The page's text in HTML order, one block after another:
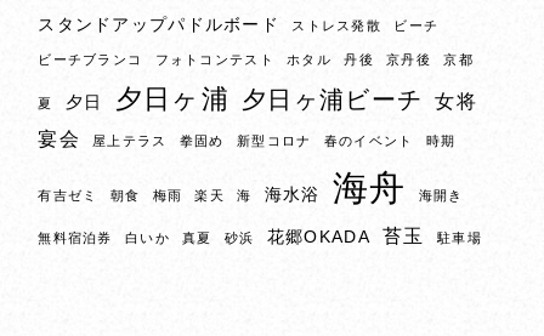
スタンドアップパドルボード ストレス発散 ビーチ
ビーチブランコ フォトコンテスト ホタル 丹後 京丹後 京都
夏 夕日 夕日ヶ浦 夕日ヶ浦ビーチ
女将
宴会
屋上テラス 拳固め 新型コロナ 春のイベント 時期
有吉ゼミ 朝食 梅雨 楽天 海 海水浴 海舟 海開き
無料宿泊券 白いか 真夏 砂浜 花郷OKADA 苔玉 駐車場